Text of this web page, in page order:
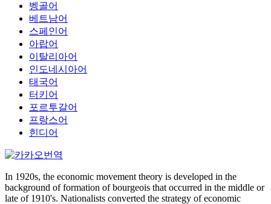
벵골어
베트남어
스페인어
아랍어
이탈리아어
인도네시아어
태국어
터키어
포르투갈어
프랑스어
힌디어
In 1920s, the economic movement theory is developed in the
background of formation of bourgeois that occurred in the middle or
late of 1910's. Nationalists converted the strategy of economic